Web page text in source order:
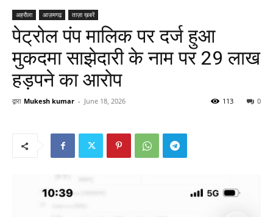
अहरौला आज़मगढ़ ताज़ा ख़बरें
पेट्रोल पंप मालिक पर दर्ज हुआ
मुकदमा साझेदारी के नाम पर 29 लाख
हड़पने का आरोप
द्वारा Mukesh kumar - June 18, 2026 0
113